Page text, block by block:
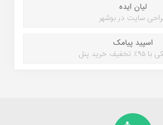
لیان ایده
سایت در بوشهر
اسپید پیامک
خرید پنل